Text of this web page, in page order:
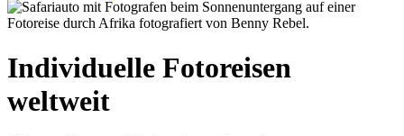
Individuelle Fotoreisen
weltweit